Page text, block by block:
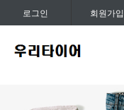
로그인 회원가입